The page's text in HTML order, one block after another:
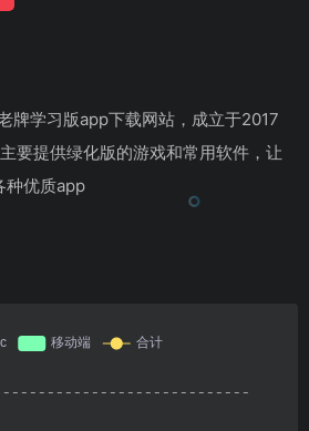
牌学习版app下载网站，成立于2017
要提供绿化版的游戏和常用软件，让
种优质app